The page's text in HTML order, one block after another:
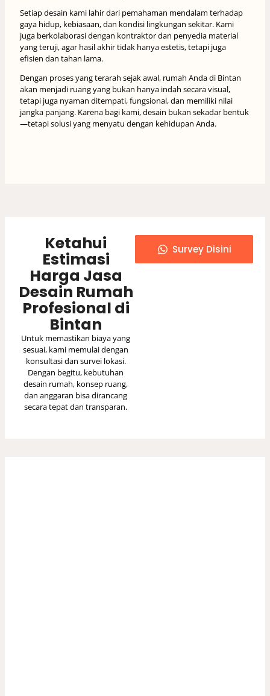
Setiap desain kami lahir dari pemahaman mendalam terhadap
gaya hidup, kebiasaan, dan kondisi lingkungan sekitar. Kami
juga berkolaborasi dengan kontraktor dan penyedia material
yang teruji, agar hasil akhir tidak hanya estetis, tetapi juga
efisien dan tahan lama.
Dengan proses yang terarah sejak awal, rumah Anda di Bintan
akan menjadi ruang yang bukan hanya indah secara visual,
tetapi juga nyaman ditempati, fungsional, dan memiliki nilai
jangka panjang. Karena bagi kami, desain bukan sekadar bentuk
—tetapi solusi yang menyatu dengan kehidupan Anda.
Ketahui
Estimasi
Harga Jasa
Desain Rumah
Profesional di
Bintan
Untuk memastikan biaya yang
sesuai, kami memulai dengan
konsultasi dan survei lokasi.
Dengan begitu, kebutuhan
desain rumah, konsep ruang,
dan anggaran bisa dirancang
secara tepat dan transparan.
Survey Disini